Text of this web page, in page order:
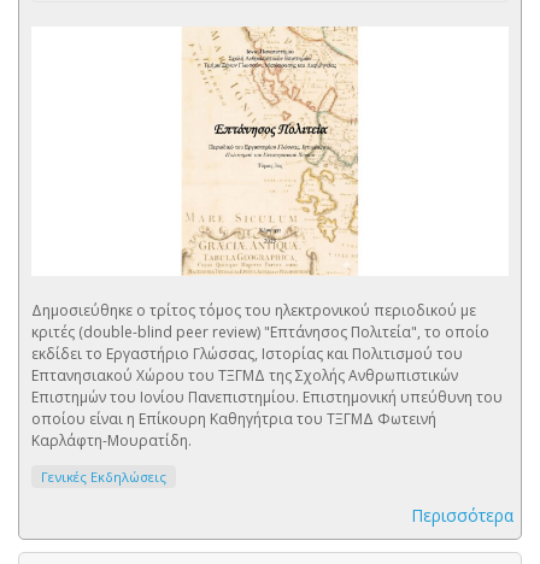
Δημοσιεύθηκε ο τρίτος τόμος του ηλεκτρονικού περιοδικού με
κριτές (double-blind peer review) "Επτάνησος Πολιτεία", το οποίο
εκδίδει το Εργαστήριο Γλώσσας, Ιστορίας και Πολιτισμού του
Επτανησιακού Χώρου του ΤΞΓΜΔ της Σχολής Ανθρωπιστικών
Επιστημών του Ιονίου Πανεπιστημίου. Eπιστημονική υπεύθυνη του
οποίου είναι η Επίκουρη Καθηγήτρια του ΤΞΓΜΔ Φωτεινή
Καρλάφτη-Μουρατίδη.
Γενικές Εκδηλώσεις
Περισσότερα